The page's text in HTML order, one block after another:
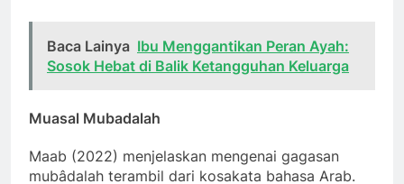
Baca Lainya Ibu Menggantikan Peran Ayah:
Sosok Hebat di Balik Ketangguhan Keluarga
Muasal Mubadalah
Maab (2022) menjelaskan mengenai gagasan
mubâdalah terambil dari kosakata bahasa Arab.